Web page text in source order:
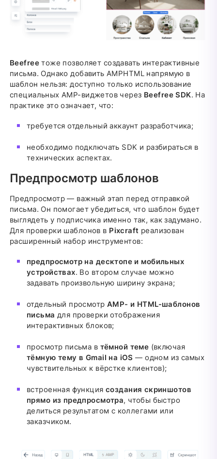
Beefreeтоже позволяет создавать интерактивные
письма. Однако добавить AMPHTML напрямую в
шаблон нельзя: доступно только использование
специальных AMP-виджетов через Beefree SDK. На
практике это означает, что:
требуется отдельный аккаунт разработчика;
необходимо подключать SDK и разбираться в
технических аспектах.
Предпросмотр шаблонов
Предпросмотр — важный этап перед отправкой
письма. Он помогает убедиться, что шаблон будет
выглядеть у подписчика именно так, как задумано.
Для проверки шаблонов в Pixcraft реализован
расширенный набор инструментов:
предпросмотр на десктопе и мобильных
устройствах. Во втором случае можно
задавать произвольную ширину экрана;
отдельный просмотр AMP- и HTML-шаблонов
письма для проверки отображения
интерактивных блоков;
просмотр письма в тёмной теме (включая
тёмную тему в Gmail на iOS — одном из самых
чувствительных к вёрстке клиентов);
встроенная функция создания скриншотов
прямо из предпросмотра, чтобы быстро
делиться результатом с коллегами или
заказчиком.